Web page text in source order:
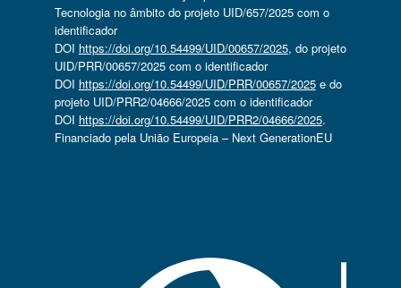
Tecnologia no âmbito do projeto UID/657/2025 com o
identificador
DOI https://doi.org/10.54499/UID/00657/2025, do projeto
UID/PRR/00657/2025 com o identificador
DOI https://doi.org/10.54499/UID/PRR/00657/2025e do
projeto UID/PRR2/04666/2025 com o identificador
DOI https://doi.org/10.54499/UID/PRR2/04666/2025.
Financiado pela União Europeia – Next GenerationEU